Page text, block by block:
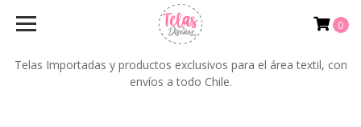
Telas Importadas y productos exclusivos para el área textil, con
envíos a todo Chile.
0